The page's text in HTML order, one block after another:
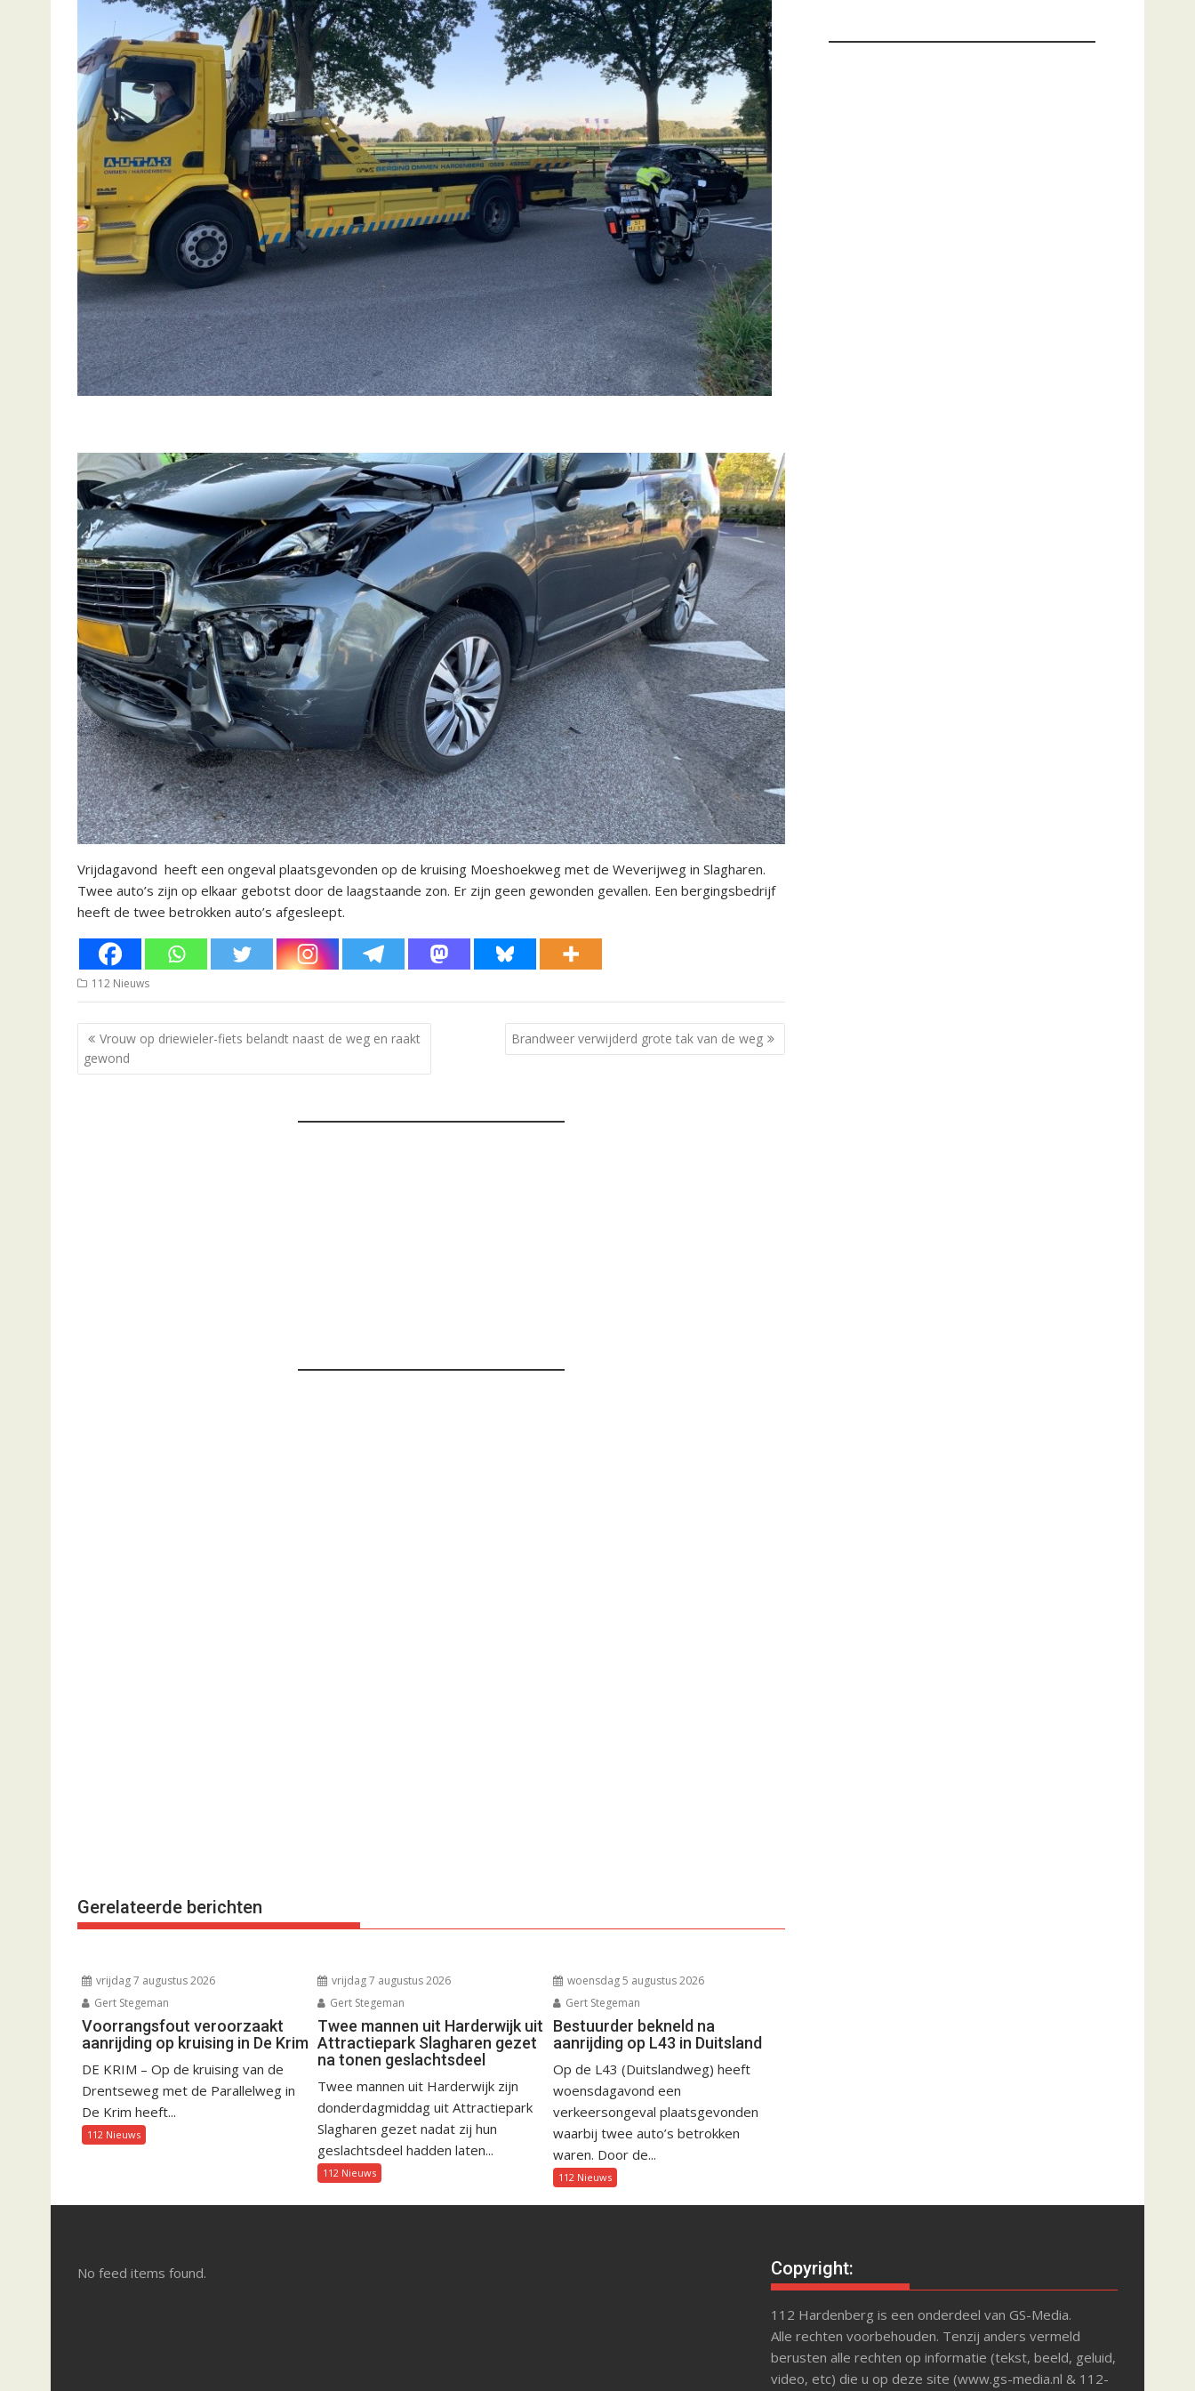
Vrijdagavond heeft een ongeval plaatsgevonden op de kruising Moeshoekweg met de Weverijweg in Slagharen.
Twee auto’s zijn op elkaar gebotst door de laagstaande zon. Er zijn geen gewonden gevallen. Een bergingsbedrijf
heeft de twee betrokken auto’s afgesleept.
112 Nieuws
Bericht
navigatie
Vrouw op driewieler-fiets belandt naast de weg en raakt
gewond
Brandweer verwijderd grote tak van de weg
Gerelateerde berichten
vrijdag 7 augustus 2026
Gert Stegeman
Voorrangsfout veroorzaakt
aanrijding op kruising in De Krim
DE KRIM – Op de kruising van de
Drentseweg met de Parallelweg in
De Krim heeft...
112 Nieuws
vrijdag 7 augustus 2026
Gert Stegeman
Twee mannen uit Harderwijk uit
Attractiepark Slagharen gezet
na tonen geslachtsdeel
Twee mannen uit Harderwijk zijn
donderdagmiddag uit Attractiepark
Slagharen gezet nadat zij hun
geslachtsdeel hadden laten...
112 Nieuws
woensdag 5 augustus 2026
Gert Stegeman
Bestuurder bekneld na
aanrijding op L43 in Duitsland
Op de L43 (Duitslandweg) heeft
woensdagavond een
verkeersongeval plaatsgevonden
waarbij twee auto’s betrokken
waren. Door de...
112 Nieuws
No feed items found. Copyright:
112 Hardenberg is een onderdeel van GS-Media.
Alle rechten voorbehouden. Tenzij anders vermeld
berusten alle rechten op informatie (tekst, beeld, geluid,
video, etc) die u op deze site (www.gs-media.nl & 112-